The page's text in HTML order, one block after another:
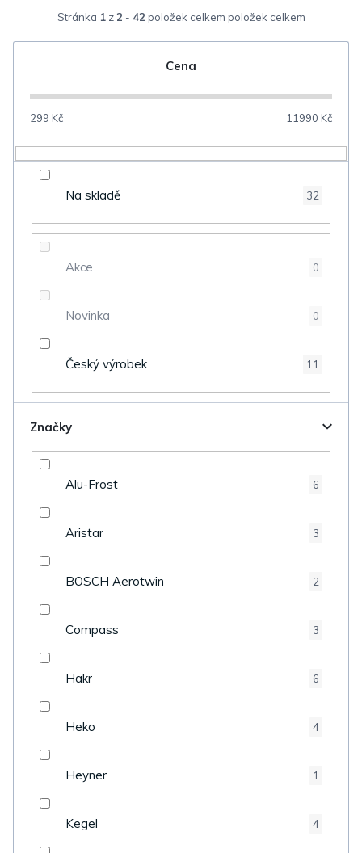
Stránka 1z 2 - 42 položek celkem
e
o
Cena
299 Kč 11990 Kč
Na skladě 32
Akce 0
Novinka 0
Český výrobek 11
Značky
Alu-Frost 6
Aristar 3
BOSCH Aerotwin 2
Compass 3
Hakr 6
Heko 4
Heyner 1
Kegel 4